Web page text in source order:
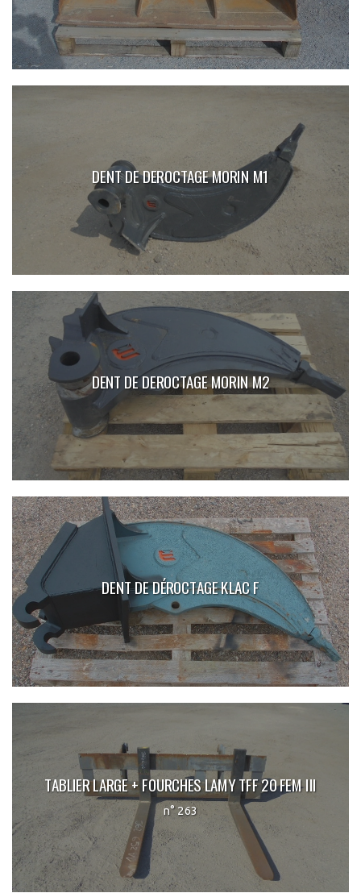
DENT DE DEROCTAGE MORIN M1
DENT DE DEROCTAGE MORIN M2
DENT DE DÉROCTAGE KLAC F
TABLIER LARGE + FOURCHES LAMY TFF 20 FEM III
n° 263